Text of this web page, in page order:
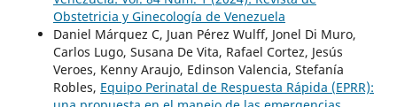
Obstetricia y Ginecología de Venezuela
Daniel Márquez C, Juan Pérez Wulff, Jonel Di Muro,
Carlos Lugo, Susana De Vita, Rafael Cortez, Jesús
Veroes, Kenny Araujo, Edinson Valencia, Stefanía
Robles, Equipo Perinatal de Respuesta Rápida (EPRR):